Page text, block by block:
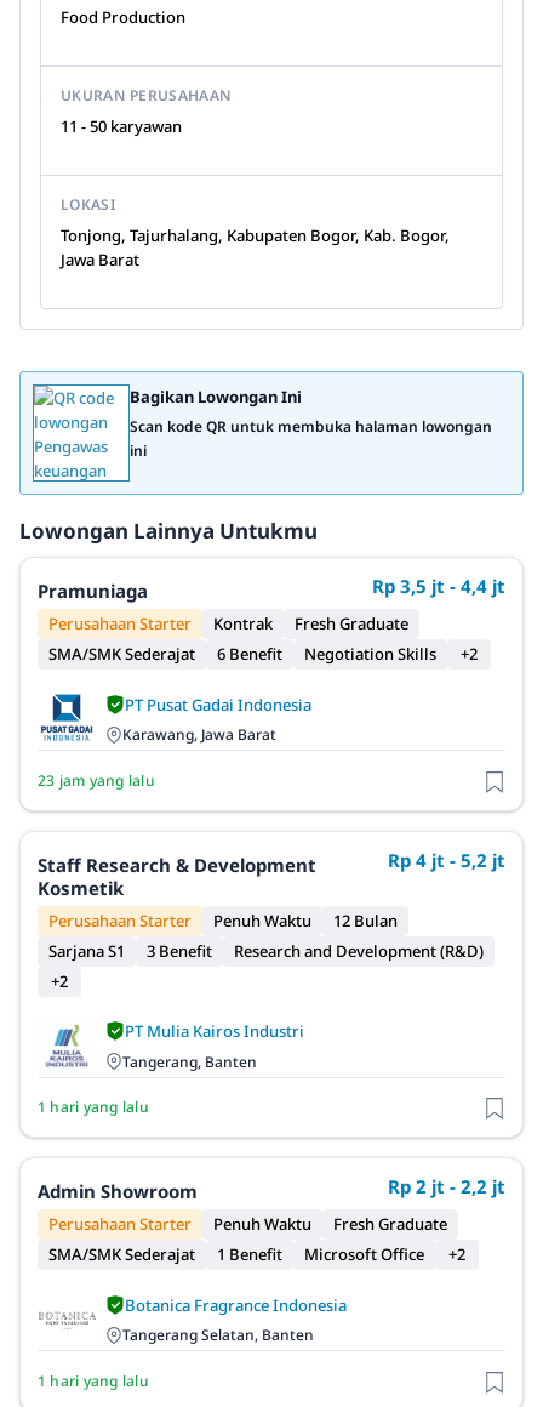
Food Production
UKURAN PERUSAHAAN
11 - 50 karyawan
LOKASI
Tonjong, Tajurhalang, Kabupaten Bogor, Kab. Bogor,
Jawa Barat
Bagikan Lowongan Ini
Scan kode QR untuk membuka halaman lowongan
ini
Lowongan Lainnya Untukmu
Pramuniaga Rp 3,5 jt - 4,4 jt
Perusahaan Starter Kontrak
Fresh Graduate
SMA/SMK Sederajat
6 Benefit Negotiation Skills +2
PT Pusat Gadai Indonesia
Karawang, Jawa Barat
23 jam yang lalu
Staff Research & Development
Kosmetik
Rp 4 jt - 5,2 jt
Perusahaan Starter Penuh Waktu
12 Bulan
Sarjana S1
3 Benefit
Research and Development (R&D)
+2
PT Mulia Kairos Industri
Tangerang, Banten
1 hari yang lalu
Admin Showroom Rp 2 jt - 2,2 jt
Perusahaan Starter Penuh Waktu
Fresh Graduate
SMA/SMK Sederajat
1 Benefit Microsoft Office +2
Botanica Fragrance Indonesia
Tangerang Selatan, Banten
1 hari yang lalu